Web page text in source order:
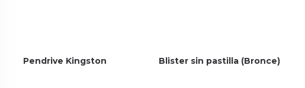
Pendrive Kingston Blister sin pastilla (Bronce)